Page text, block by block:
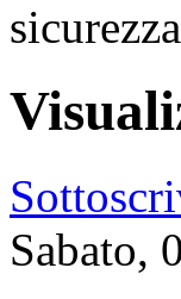
sicurezza
Sabato,